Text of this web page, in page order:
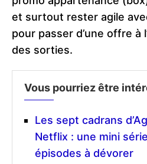
et surtout rester agile
pour passer d’une offre à
des sorties.
Vous pourriez être
Les sept cadrans
Netflix : une mini
épisodes à dévorer